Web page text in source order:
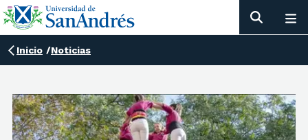
Inicio /Noticias